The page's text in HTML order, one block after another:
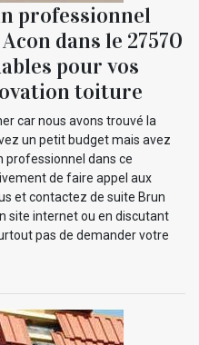
professionnel
dans le 27570
pour vos
toiture
car nous avons trouvé la
un petit budget mais avez
professionnel dans ce
de faire appel aux
et contactez de suite Brun
site internet ou en discutant
pas de demander votre